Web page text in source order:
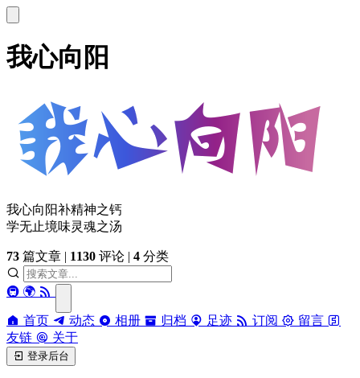
我心向阳
我心向阳补精神之钙
学无止境味灵魂之汤
73 篇文章 | 1130 评论 | 4 分类
🚇 🌍
首页 动态 相册 归档 足迹 订阅
留言
友链
关于
登录后台